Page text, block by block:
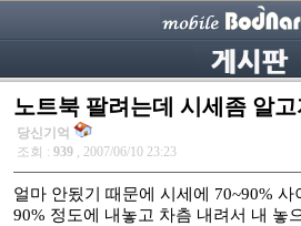
노트북 팔려는데 시세좀 알
당신기억
조회 : 939 , 2007/06/10 23:23
얼마 안됬기 때문에 시세에 70~90%
90% 정도에 내놓고 차츰 내려서 내 놓